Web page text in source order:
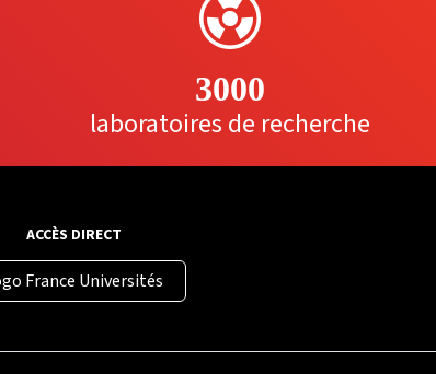
3000
laboratoires de recherche
ACCÈS DIRECT
France Universités